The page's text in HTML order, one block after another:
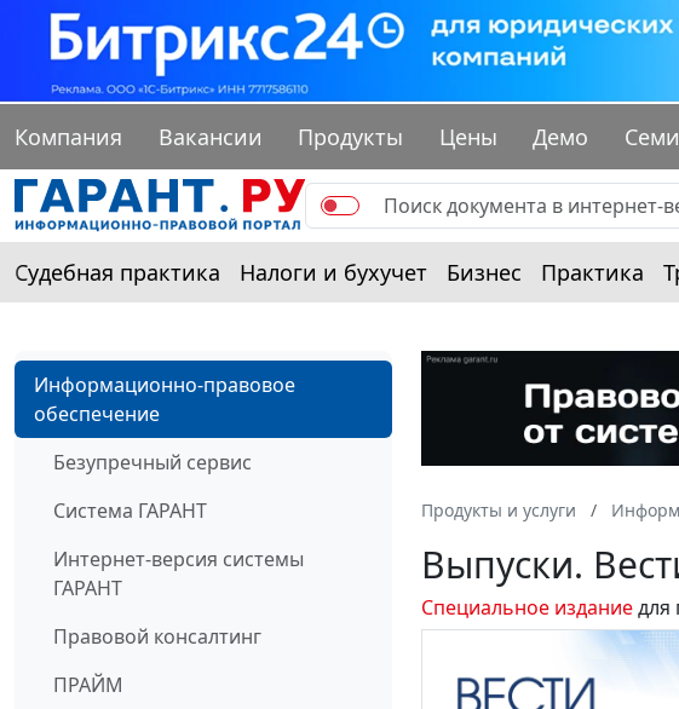
Компания Вакансии Продукты Цены Демо
Судебная практика Налоги и бухучет Бизнес Практика
Информационно-правовое
обеспечение
Безупречный сервис
Система ГАРАНТ
Интернет-версия системы
ГАРАНТ
Правовой консалтинг
ПРАЙМ
Продукты и услуги
Выпуски.
Специальное изданиедля